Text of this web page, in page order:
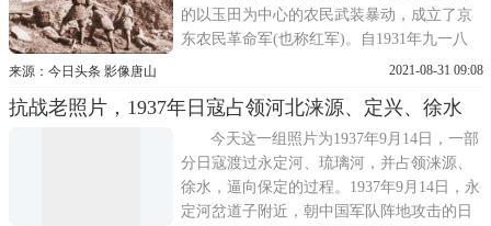
的以玉田为中心的农民武装暴动，成立了京
东农民革命军(也称红军)。自1931年九一八
事变后，冀东地区成为日军由东北入侵华北
月，中共中央即决定在冀热边区(今河北省东
北部)开展游击战争，创建抗日根据地。1939
年夏秋，中共北方局和
来源：今日头条 影像唐山 2021-08-31 09:08
抗战老照片，1937年日寇占领河北涞源、定兴、徐水
今天这一组照片为1937年9月14日，一部
分日寇渡过永定河、琉璃河，并占领涞源、
徐水，逼向保定的过程。1937年9月14日，永
定河岔道子附近，朝中国军队阵地攻击的日